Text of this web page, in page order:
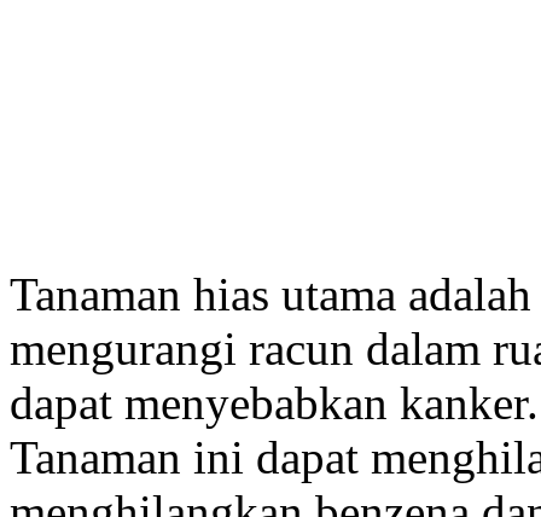
Tanaman hias utama
mengurangi racun dalam
dapat menyebabkan
Tanaman ini dapat